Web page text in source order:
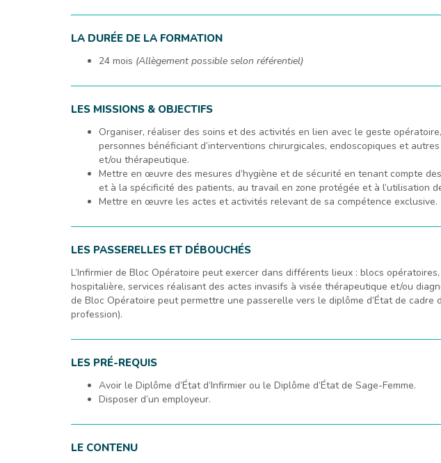
LA DURÉE DE LA FORMATION
24 mois (Allègement possible selon référentiel)
LES MISSIONS & OBJECTIFS
Organiser, réaliser des soins et des activités en lien avec le geste
personnes bénéficiant d’interventions chirurgicales, endoscopiques et
et/ou thérapeutique.
Mettre en œuvre des mesures d’hygiène et de sécurité en tenant compte
et à la spécificité des patients, au travail en zone protégée et à l’utilisation
Mettre en œuvre les actes et activités relevant de sa compétence exclusive.
LES PASSERELLES ET DÉBOUCHÉS
L’Infirmier de Bloc Opératoire peut exercer dans différents lieux : blocs
hospitalière, services réalisant des actes invasifs à visée thérapeutique et/ou
de Bloc Opératoire peut permettre une passerelle vers le diplôme d’État de cadre
profession).
LES PRÉ-REQUIS
Avoir le Diplôme d’État d’Infirmier ou le Diplôme d’État de Sage-Femme.
Disposer d’un employeur.
LE CONTENU